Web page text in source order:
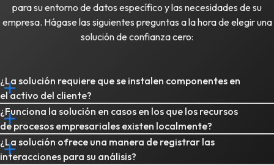
para su entorno de datos específico y las necesidades de su
empresa. Hágase las siguientes preguntas a la hora de elegir una
solución de confianza cero:
¿La solución requiere que se instalen componentes en
el activo del cliente?
¿Funciona la solución en casos en los que los recursos
de procesos empresariales existen localmente?
¿La solución ofrece una manera de registrar las
interacciones para su análisis?